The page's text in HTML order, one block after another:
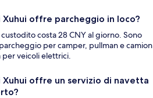
Xuhui offre parcheggio in loco?
costa 28 CNY al giorno. Sono
per camper, pullman e camion
veicoli elettrici.
Xuhui offre un servizio di navetta